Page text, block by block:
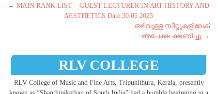
Post navigation
← MAIN RANK LIST – GUEST LECTURER IN ART HISTORY AND
AESTHETICS Date:30.05.2025
ഒഴിവുള്ള സീറ്റുകളിലേക്
അപേക്ഷ ക്ഷണിച്ചു →
RLV COLLEGE
RLV College of Music and Fine Arts, Tripunithura, Kerala, presently